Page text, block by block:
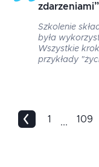
zdarzeniami”
Szkolenie
była
Wszystkie
przykłady
1 ... 109